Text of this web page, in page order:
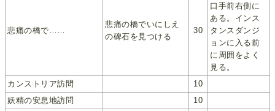
悲痛の橋で……
悲痛の橋でいにしえ
の碑石を見つける
30
口手前右側に
ある。インス
タンスダンジ
ョンに入る前
に周囲をよく
見る。
カンストリア訪問
10
妖精の安息地訪問
10